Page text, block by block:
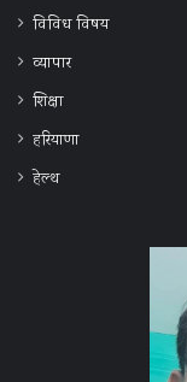
विविध विषय
व्यापार
शिक्षा
हरियाणा
हेल्‍थ